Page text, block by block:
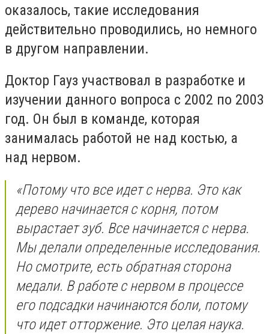
оказалось, такие исследования
действительно проводились, но немного
в другом направлении.
Доктор Гауз участвовал в разработке и
изучении данного вопроса с 2002 по 2003
год. Он был в команде, которая
занималась работой не над костью, а
над нервом.
«Потому что все идет с нерва. Это как
дерево начинается с корня, потом
вырастает зуб. Все начинается с нерва.
Мы делали определенные исследования.
Но смотрите, есть обратная сторона
медали. В работе с нервом в процессе
его подсадки начинаются боли, потому
что идет отторжение. Это целая наука.